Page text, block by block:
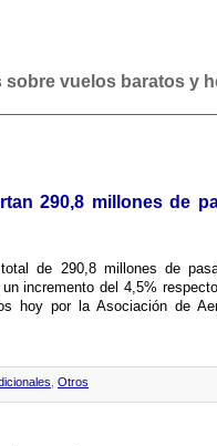
sobre vuelos baratos y
290,8 millones de
de 290,8 millones de
incremento del 4,5%
hoy por la Asociación de
Otros